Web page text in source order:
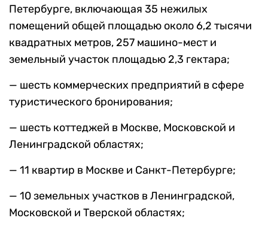
Петербурге, включающая 35 нежилых
помещений общей площадью около 6,2 тысячи
квадратных метров, 257 машино-мест и
земельный участок площадью 2,3 гектара;
— шесть коммерческих предприятий в сфере
туристического бронирования;
— шесть коттеджей в Москве, Московской и
Ленинградской областях;
— 11 квартир в Москве и Санкт-Петербурге;
— 10 земельных участков в Ленинградской,
Московской и Тверской областях;